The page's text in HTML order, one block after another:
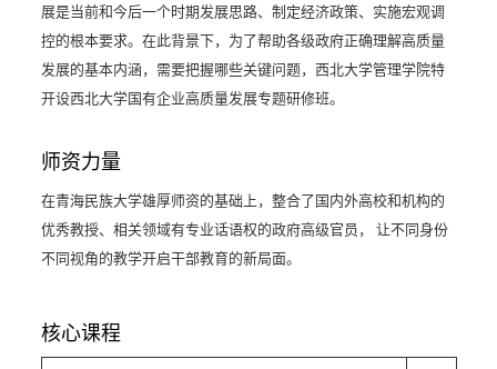
展是当前和今后一个时期发展思路、制定经济政策、实施宏观调
控的根本要求。在此背景下，为了帮助各级政府正确理解高质量
发展的基本内涵，需要把握哪些关键问题，西北大学管理学院特
开设西北大学国有企业高质量发展专题研修班。
师资力量
在青海民族大学雄厚师资的基础上，整合了国内外高校和机构的
优秀教授、相关领域有专业话语权的政府高级官员， 让不同身份
不同视角的教学开启干部教育的新局面。
核心课程